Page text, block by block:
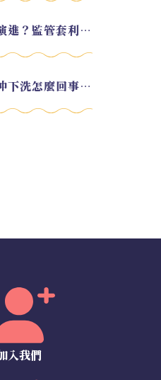
EP.217 美元穩定幣未來會如何演進？監管套利終將收斂？feat. 研究員 余哲安
EP.213 川普大攪局：袋鼠市上沖下洗怎麼回事？feat. Alvin
入我們